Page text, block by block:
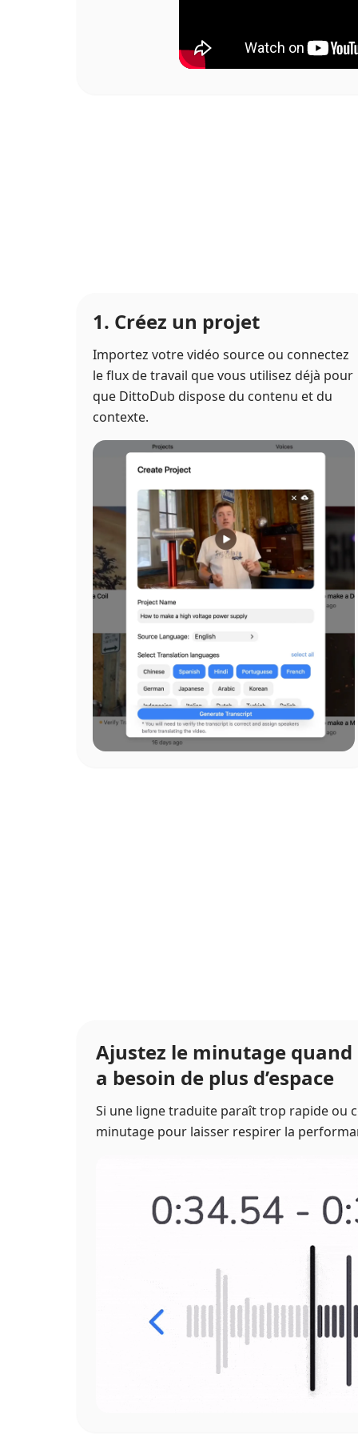
1. Créez un projet
Importez votre vidéo source ou connectez
le flux de travail que vous utilisez déjà pour
que DittoDub dispose du contenu et du
contexte.
Ajustez le minutage
a besoin de plus d’espace
Si une ligne traduite paraît trop rapide ou
minutage pour laisser respirer la